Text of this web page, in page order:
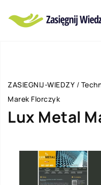
ZASIEGNIJ-WIEDZY /
Marek Florczyk
Lux Metal